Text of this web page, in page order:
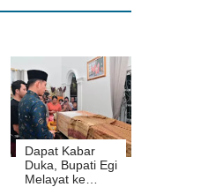
Dapat Kabar
Duka, Bupati Egi
Melayat ke